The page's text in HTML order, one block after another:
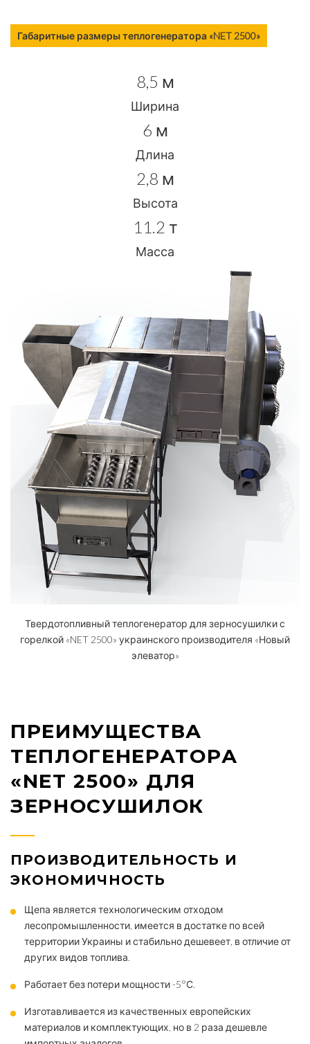
Габаритные размеры теплогенератора «NET 2500»
8,5 м
Ширина
6 м
Длина
2,8 м
Высота
11.2 т
Масса
Твердотопливный теплогенератор для зерносушилки с
горелкой «NET 2500» украинского производителя «Новый
элеватор»
ПРЕИМУЩЕСТВА
ТЕПЛОГЕНЕРАТОРА
«NET 2500» ДЛЯ
ЗЕРНОСУШИЛОК
ПРОИЗВОДИТЕЛЬНОСТЬ И
ЭКОНОМИЧНОСТЬ
Щепа является технологическим отходом
лесопромышленности, имеется в достатке по всей
территории Украины и стабильно дешевеет, в отличие от
других видов топлива.
Работает без потери мощности -5°С.
Изготавливается из качественных европейских
материалов и комплектующих, но в 2 раза дешевле